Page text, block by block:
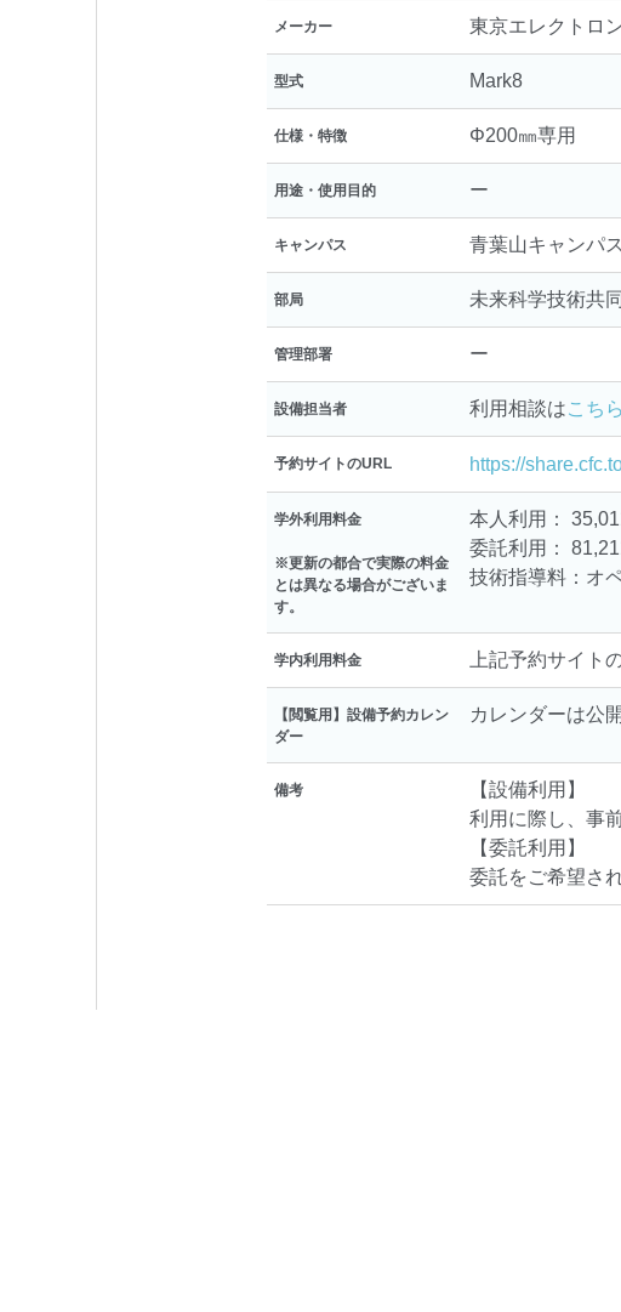
メーカー 東京エレクトロ
型式 Mark8
仕様・特徴 Φ200㎜専用
用途・使用目的 ー
キャンパス 青葉山キャンパス
部局 未来科学技術共
管理部署 ー
設備担当者 利用相談はこちら
予約サイトのURL https://
学外利用料金
※更新の都合で実際の料金
とは異なる場合がございま
す。
本人利用：
委託利用：
技術指導料：オ
学内利用料金 上記予約サイト
【閲覧用】設備予約カレン
ダー
カレンダーは公
備考
【設備利用】
利用に際し、事
【委託利用】
委託をご希望さ